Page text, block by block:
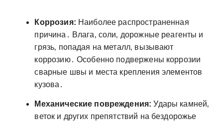
Коррозия: Наиболее распространенная
причина․ Влага‚ соли‚ дорожные реагенты и
грязь‚ попадая на металл‚ вызывают
коррозию․ Особенно подвержены коррозии
сварные швы и места крепления элементов
кузова․
Механические повреждения: Удары камней‚
веток и других препятствий на бездорожье